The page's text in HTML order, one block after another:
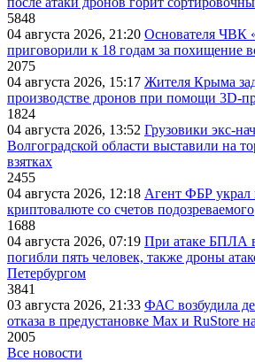
5848
04 августа 2026, 21:20 Основателя ЧВК
приговорили к 18 годам за похищение
2075
04 августа 2026, 15:17 Жителя Крыма
производстве дронов при помощи
1824
04 августа 2026, 13:52 Грузовики экс-
Волгоградской области выставили на
взятках
2455
04 августа 2026, 12:18 Агент ФБР украл
криптовалюте со счетов подозреваемого
1688
04 августа 2026, 07:19 При атаке БПЛА
погибли пять человек, также дроны
Петербургом
3841
03 августа 2026, 21:33 ФАС возбудила
отказа в предустановке Max и RuStore
2005
Все новости